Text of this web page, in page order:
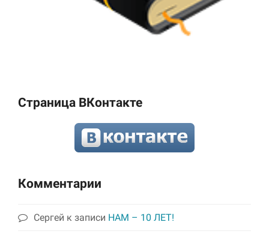
Страница ВКонтакте
Комментарии
Сергей к записи НАМ – 10 ЛЕТ!